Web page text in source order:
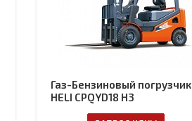
Газ-Бензиновый погрузчик
HELI CPQYD18 H3